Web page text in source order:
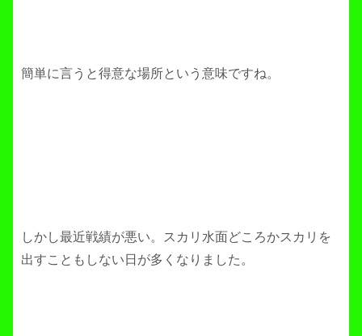
簡単に言うと得意な場所という意味ですね。
しかし最近戦績が悪い。スカリ水面どころかスカリを
出すこともしない日が多くなりました。